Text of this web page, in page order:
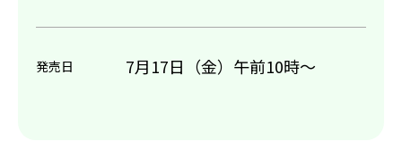
発売日 7月17日（金）午前10時～